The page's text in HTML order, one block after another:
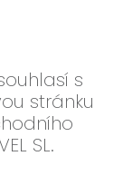
s
stránku
SL.